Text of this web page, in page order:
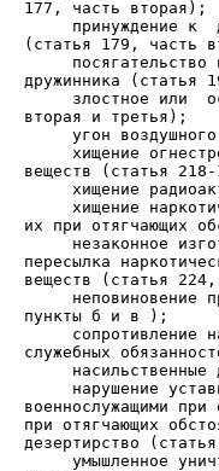
принуждение к
посягательство
злостное или
хищение
хищение
незаконное
пересылка
неповиновение
сопротивление
нарушение
военнослужащими
при отягчающих
умышленное